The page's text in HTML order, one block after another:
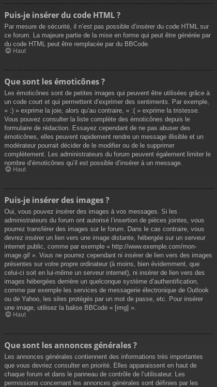
Puis-je insérer du code HTML ?
Par mesure de sécurité, il n’est pas possible d’insérer du code HTML sur
ce forum. La majeure partie de la mise en forme qui peut être générée par
du code HTML peut être remplacée par du BBCode.
Haut
Que sont les émoticônes ?
Les émoticônes sont de petites images qui peuvent être utilisées grâce à
un code court et qui permettent d’exprimer des sentiments. Par exemple,
« :) » exprime la joie, alors qu’au contraire, « :( » exprime la tristesse.
Vous pouvez consulter la liste complète des émoticônes depuis le
formulaire de rédaction. Essayez cependant de ne pas abuser des
émoticônes, elles peuvent rapidement rendre un message illisible et un
modérateur pourrait décider de le modifier ou de le supprimer
complètement. Les administrateurs du forum peuvent également limiter le
nombre d’émoticônes qu’il est possible d’insérer à un message.
Haut
Puis-je insérer des images ?
Oui, vous pouvez insérer des images à vos messages. Si les
administrateurs du forum ont autorisé l’insertion de pièces jointes, vous
pourrez transférer des images sur le forum. Dans le cas contraire, vous
devrez insérer un lien vers une image distante, hébergée sur un serveur
internet public, comme par exemple « http://www.exemple.com/mon-
image.gif ». Vous ne pourrez cependant ni insérer de lien vers des images
présentes sur votre propre ordinateur (à moins, bien évidemment, que
celui-ci soit en lui-même un serveur internet), ni insérer de lien vers des
images hébergées derrière un quelconque système d’authentification,
comme par exemple les services de messagerie électronique de Outlook
ou de Yahoo, les sites protégés par un mot de passe, etc. Pour insérer
une image, utilisez la balise BBCode « [img] ».
Haut
Que sont les annonces générales ?
Les annonces générales contiennent des informations très importantes
que vous devriez consulter en priorité. Elles apparaissent en haut de
chaque forum et dans le panneau de contrôle de l’utilisateur. Les
permissions concernant les annonces générales sont définies par les